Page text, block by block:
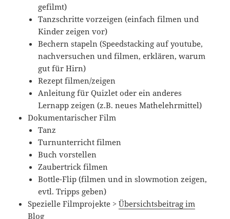
gefilmt)
Tanzschritte vorzeigen (einfach filmen und
Kinder zeigen vor)
Bechern stapeln (Speedstacking auf youtube,
nachversuchen und filmen, erklären, warum
gut für Hirn)
Rezept filmen/zeigen
Anleitung für Quizlet oder ein anderes
Lernapp zeigen (z.B. neues Mathelehrmittel)
Dokumentarischer Film
Tanz
Turnunterricht filmen
Buch vorstellen
Zaubertrick filmen
Bottle-Flip (filmen und in slowmotion zeigen,
evtl. Tripps geben)
Spezielle Filmprojekte >Übersichtsbeitrag im
Blog